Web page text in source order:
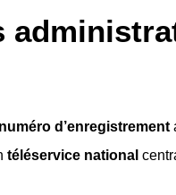
numéro d’enregistrement
téléservice national